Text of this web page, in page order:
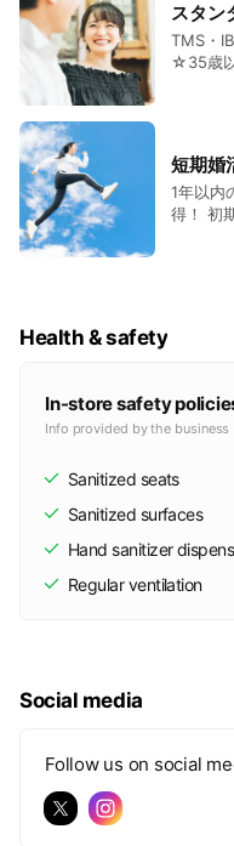
スタン
TMS・
☆35歳
短期婚
1年以内
得！ 初
Health & safety
In-store safety
Info provided by the business
Sanitized seats
Sanitized surfaces
Hand sanitizer
Regular ventilation
Social media
Follow us on social